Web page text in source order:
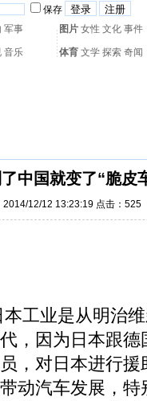
保存
军事 图片 女性 文化 事件
音乐 体育 文学 探索 奇闻
中国就变了“脆皮
2014/12/12 13:23:19 点击： 525
本工业是从明治
，因为日本跟
，对日本进行
动汽车发展，